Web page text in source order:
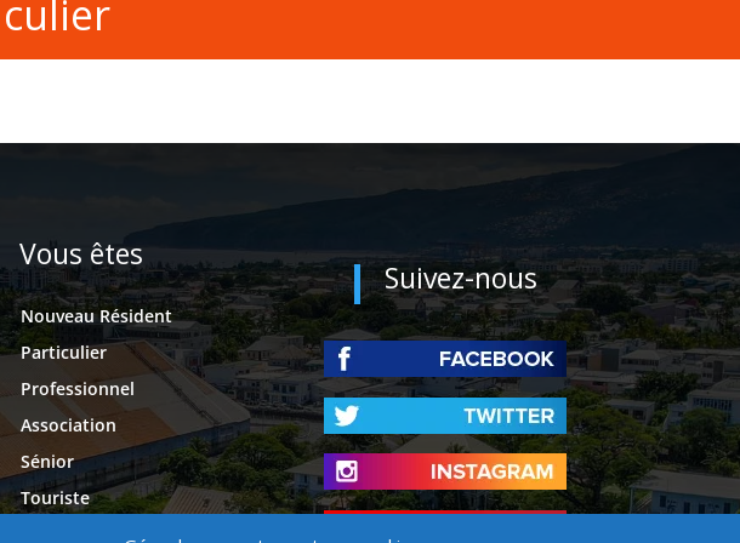
Vous êtes
Nouveau Résident
Particulier
Professionnel
Association
Sénior
Touriste
Suivez-nous